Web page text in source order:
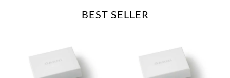
BEST SELLER